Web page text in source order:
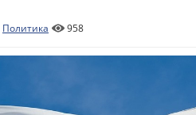
Политика 958